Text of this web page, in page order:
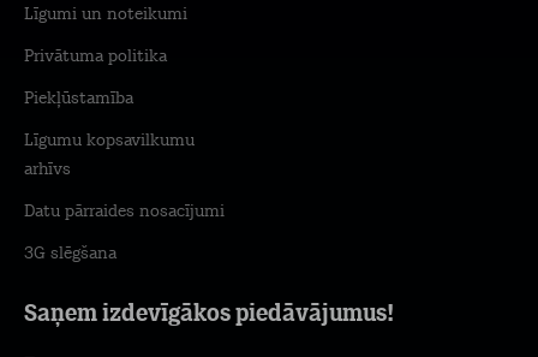
Saņem izdevīgākos piedāvājumus!
Līgumi un noteikumi
Privātuma politika
Piekļūstamība
Līgumu kopsavilkumu
arhīvs
Datu pārraides nosacījumi
3G slēgšana